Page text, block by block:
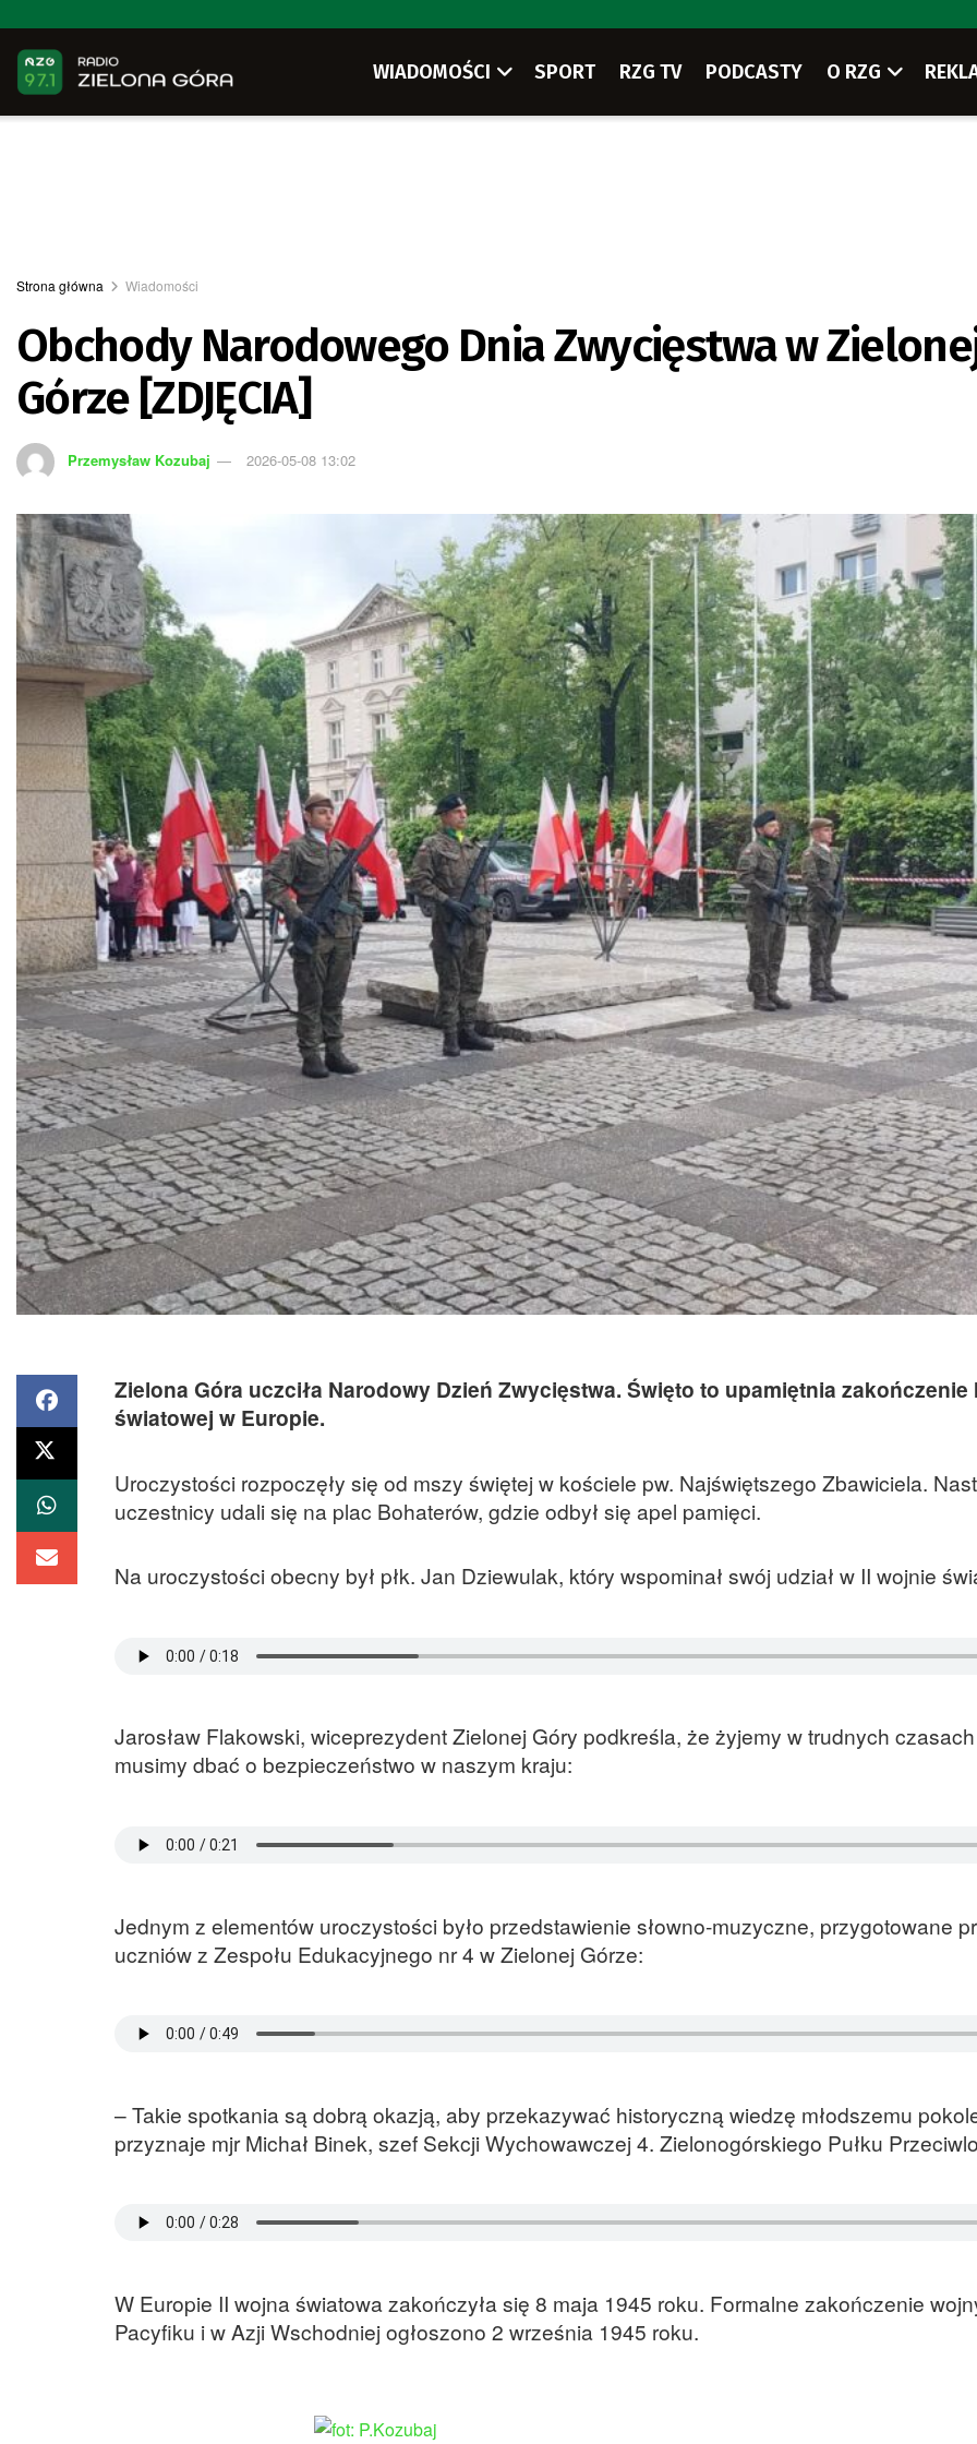
WIADOMOŚCI SPORT RZG TV PODCASTY O RZG
Strona główna Wiadomości
Obchody Narodowego Dnia Zwycięstwa w
Górze [ZDJĘCIA]
Przemysław Kozubaj 2026-05-08 13:02
Zielona Góra uczciła Narodowy Dzień Zwycięstwa. Święto to upamiętnia zakończenie
światowej w Europie.
Uroczystości rozpoczęły się od mszy świętej w kościele pw. Najświętszego Zbawiciela.
uczestnicy udali się na plac Bohaterów, gdzie odbył się apel pamięci.
Na uroczystości obecny był płk. Jan Dziewulak, który wspominał swój udział w II wojnie
Jarosław Flakowski, wiceprezydent Zielonej Góry podkreśla, że żyjemy w trudnych
musimy dbać o bezpieczeństwo w naszym kraju:
Jednym z elementów uroczystości było przedstawienie słowno-muzyczne, przygotowane
uczniów z Zespołu Edukacyjnego nr 4 w Zielonej Górze:
– Takie spotkania są dobrą okazją, aby przekazywać historyczną wiedzę młodszemu
przyznaje mjr Michał Binek, szef Sekcji Wychowawczej 4. Zielonogórskiego Pułku
W Europie II wojna światowa zakończyła się 8 maja 1945 roku. Formalne zakończenie
Pacyfiku i w Azji Wschodniej ogłoszono 2 września 1945 roku.